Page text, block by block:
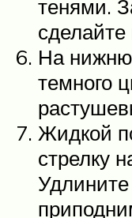
тенями.
На
темного
Жидкой
стрелку